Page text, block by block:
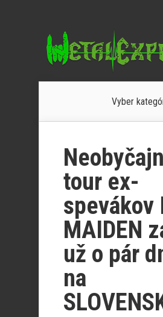
Vyber
tour ex-
spevákov
MAIDEN
už o pár
na